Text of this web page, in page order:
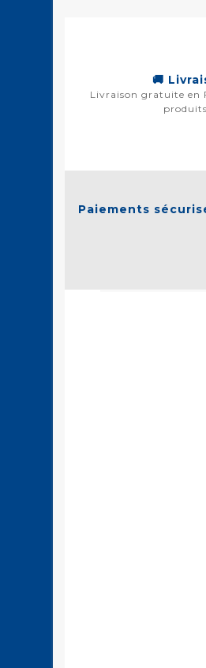
🚚
Livraison gratuite en
Paiements